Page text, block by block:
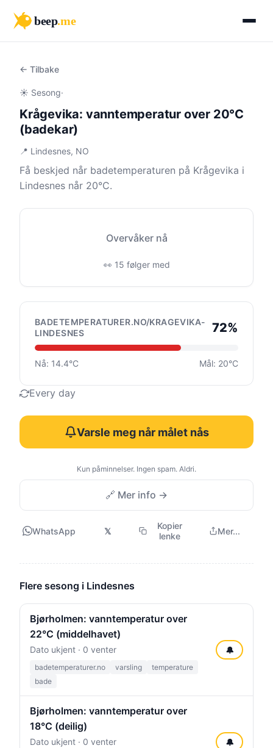
beep.me
← Tilbake
☀️ Sesong·
Krågevika: vanntemperatur over 20°C
(badekar)
📍 Lindesnes, NO
Få beskjed når badetemperaturen på Krågevika i
Lindesnes når 20°C.
Overvåker nå
👀 15 følger med
BADETEMPERATURER.NO/KRAGEVIKA-
LINDESNES
72%
Nå: 14.4°C Mål: 20°C
Every day
Varsle meg når målet nås
Kun påminnelser. Ingen spam. Aldri.
🔗 Mer info →
WhatsApp 𝕏
Kopier
lenke
Mer...
Flere sesong i Lindesnes
Bjørholmen: vanntemperatur over
22°C (middelhavet)
Dato ukjent · 0 venter
badetemperaturer.no varsling
temperature
bade
🔔
Bjørholmen: vanntemperatur over
18°C (deilig)
Dato ukjent · 0 venter 🔔